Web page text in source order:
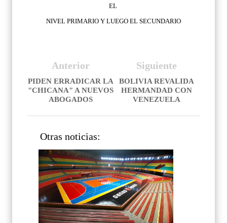
EL
NIVEL PRIMARIO Y LUEGO EL SECUNDARIO
Siguiente
BOLIVIA REVALIDA
HERMANDAD CON
VENEZUELA
Anterior
PIDEN ERRADICAR LA
"CHICANA" A NUEVOS
ABOGADOS
Otras noticias: